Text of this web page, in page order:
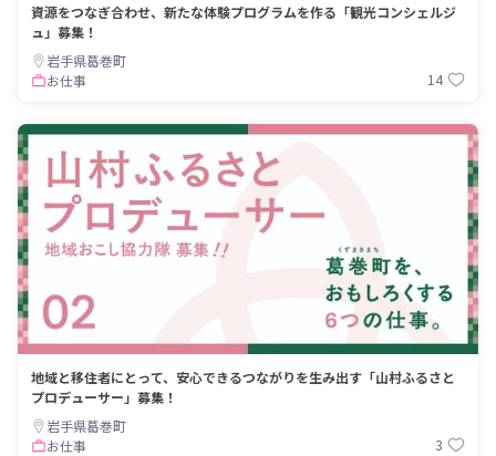
資源をつなぎ合わせ、新たな体験プログラムを作る「観光コンシェルジ
ュ」募集！
岩手県葛巻町
お仕事
14
地域と移住者にとって、安心できるつながりを生み出す「山村ふるさと
プロデューサー」募集！
岩手県葛巻町
お仕事
3